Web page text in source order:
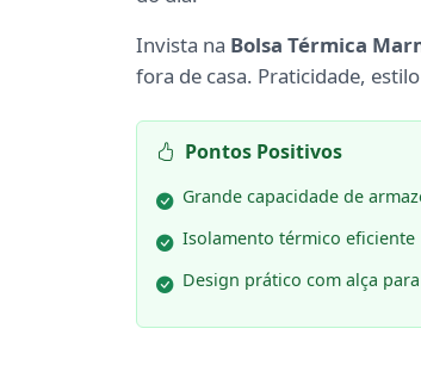
Invista na Bolsa Térmica
fora de casa. Praticidade,
Pontos Positivos
Grande capacidade de
Isolamento térmico eficiente
Design prático com alça